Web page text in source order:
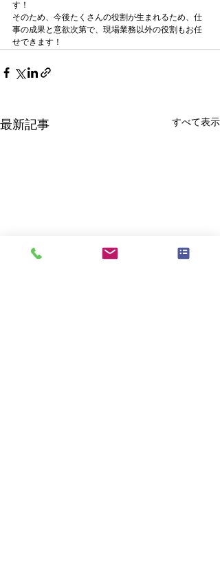
す！
そのため、今後たくさんの役割が生まれるため、仕
事の成果と意欲次第で、現場業務以外の役割もお任
せできます！
最新記事 すべて表示